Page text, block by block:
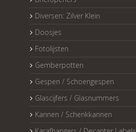
Diversen: Zilver Klein
Doosjes
Fotolijsten
Gemberpotten
Gespen / Schoengespen
Glascijfers / Glasnummers
Kannen / Schenkkannen